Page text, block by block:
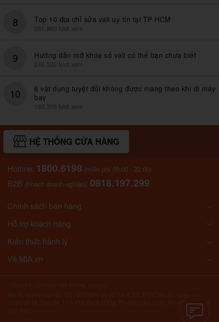
8 Top 10 địa chỉ sửa vali uy tín tại TP HCM
261,860 lượt xem
9 Hướng dẫn mở khóa số vali có thể bạn chưa biết
245,520 lượt xem
10
6 vật dụng tuyệt đối không được mang theo khi đi máy
bay
163,355 lượt xem
HỆ THỐNG CỬA HÀNG
Hotline: 1800.6198 (miễn phí 09:00 - 22:00)
B2B (Khách doanh nghiệp): 0918.197.299
Chính sách bán hàng
Hỗ trợ khách hàng
Kiến thức hành lý
Về MIA.vn
10/01/2018. Địa chỉ: 117-119 Bạch Đằng, Phường Gia Định, TP. Hồ Chí Minh,